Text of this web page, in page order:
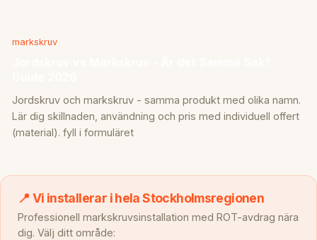
markskruv
Jordskruv och markskruv - samma produkt med olika namn.
Lär dig skillnaden, användning och pris med individuell offert
(material). fyll i formuläret
📍 Vi installerar i hela Stockholmsregionen
Professionell markskruvsinstallation med ROT-avdrag nära
dig. Välj ditt område: